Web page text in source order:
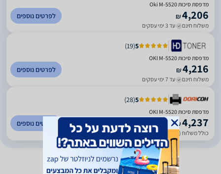
מדפסת סיכות Oki M-5520
₪4,206
משלוח חינם עד 3 ימי עסקים
לפרטים נוספים
5
(
19
)
מדפסת סיכות OKI M-5520
₪4,216
משלוח חינם עד 7 ימי עסקים
לפרטים נוספים
5
(
28
)
מדפסת סיכות OKI M-5520
₪4,237
כולל משלוח (20 ₪) עד 7 ימי עסקים
לפרטים נוספים